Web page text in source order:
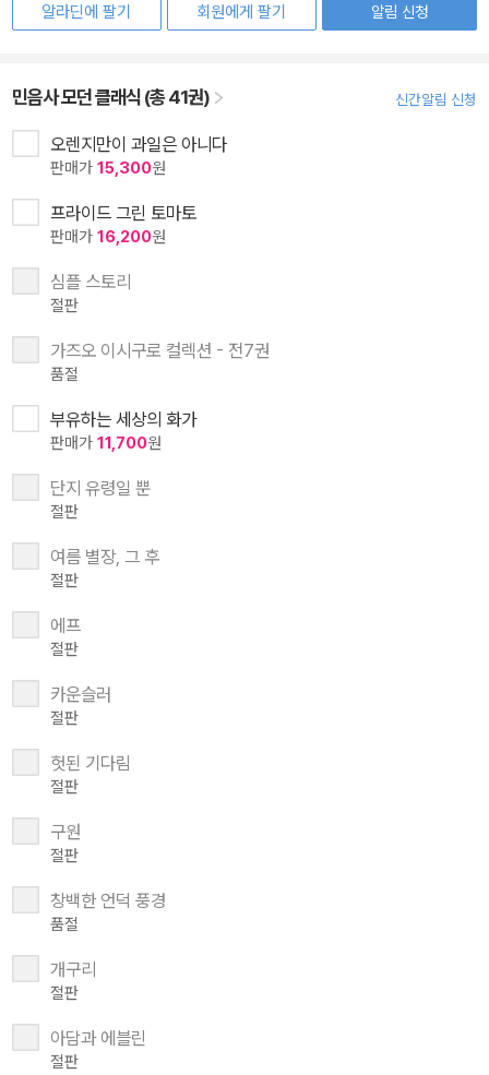
알라딘에 팔기
회원에게 팔기
알림 신청
민음사 모던 클래식 (총 41권) 신간알림 신청
오렌지만이 과일은 아니다
판매가 15,300원
프라이드 그린 토마토
판매가 16,200원
심플 스토리
절판
가즈오 이시구로 컬렉션 - 전7권
품절
부유하는 세상의 화가
판매가 11,700원
단지 유령일 뿐
절판
여름 별장, 그 후
절판
에프
절판
카운슬러
절판
헛된 기다림
절판
구원
절판
창백한 언덕 풍경
품절
개구리
절판
아담과 에블린
절판